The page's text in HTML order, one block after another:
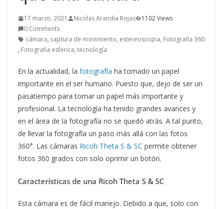
17 marzo, 2021 Nicolas Arandia Rojas
1102 Views
0 Comments
cámara, captura de movimiento, estereoscopia, Fotografia 360
, Fotografia esferica, tecnología
En la actualidad, la fotografía ha tomado un papel
importante en el ser humano. Puesto que, dejo de ser un
pasatiempo para tomar un papel más importante y
profesional. La tecnología ha tenido grandes avances y
en el área de la fotografía no se quedó atrás. A tal punto,
de llevar la fotografía un paso más allá con las fotos
360°. Las cámaras Ricoh Theta S & SC permite obtener
fotos 360 grados con solo oprimir un botón.
Características de una Ricoh Theta S & SC
Esta cámara es de fácil manejo. Debido a que, solo con